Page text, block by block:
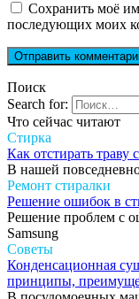
Сохранить моё
последующих моих
Поиск
Search for:
Что сейчас читают
Стирка
Как отстирать
В нашей
Ремонт стиралки
Решение ошибок в
Решение проблем с
Samsung
Советы
Конденсационная
принципы,